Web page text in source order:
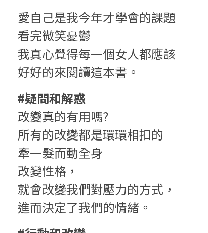
愛自己是我今年才學會的課題
看完微笑憂鬱
我真心覺得每一個女人都應該
好好的來閱讀這本書。
#疑問和解惑
改變真的有用嗎?
所有的改變都是環環相扣的
牽一髮而動全身
改變性格，
就會改變我們對壓力的方式，
進而決定了我們的情緒。